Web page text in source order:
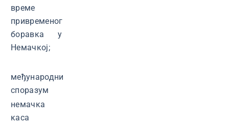
време
привременог
боравка у
Немачкој;
међународни
споразум
немачка
каса